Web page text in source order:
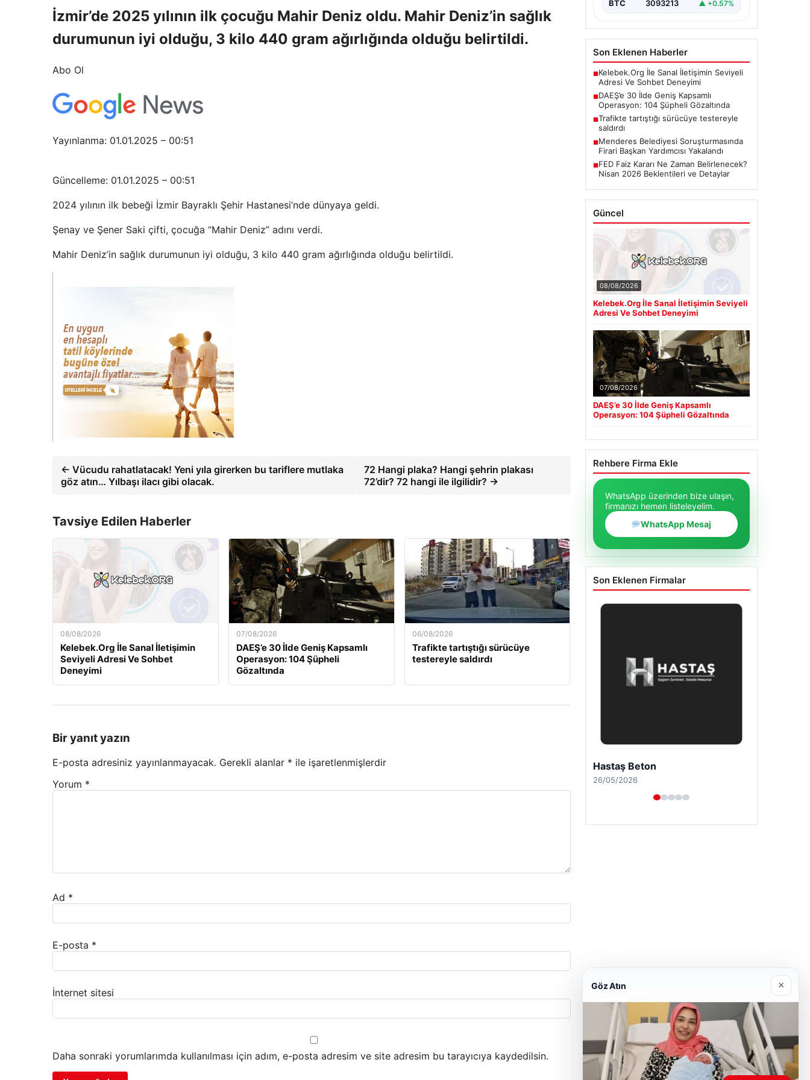
İzmir’de 2025 yılının ilk çocuğu Mahir Deniz oldu. Mahir Deniz’in sağlık
durumunun iyi olduğu, 3 kilo 440 gram ağırlığında olduğu belirtildi.
Abo Ol
Yayınlanma: 01.01.2025 – 00:51
Güncelleme: 01.01.2025 – 00:51
2024 yılının ilk bebeği İzmir Bayraklı Şehir Hastanesi’nde dünyaya geldi.
Şenay ve Şener Saki çifti, çocuğa “Mahir Deniz” adını verdi.
Mahir Deniz’in sağlık durumunun iyi olduğu, 3 kilo 440 gram ağırlığında olduğu belirtildi.
← Vücudu rahatlatacak! Yeni yıla girerken bu tariflere mutlaka
göz atın… Yılbaşı ilacı gibi olacak.
72 Hangi plaka? Hangi şehrin plakası
72’dir? 72 hangi ile ilgilidir? →
Tavsiye Edilen Haberler
08/08/2026
Kelebek.Org İle Sanal İletişimin
Seviyeli Adresi Ve Sohbet
Deneyimi
07/08/2026
DAEŞ’e 30 İlde Geniş Kapsamlı
Operasyon: 104 Şüpheli
Gözaltında
06/08/2026
Trafikte tartıştığı sürücüye
testereyle saldırdı
Bir yanıt yazın
E-posta adresiniz yayınlanmayacak. Gerekli alanlar * ile işaretlenmişlerdir
Yorum *
Ad *
E-posta *
İnternet sitesi
Daha sonraki yorumlarımda kullanılması için adım, e-posta adresim ve site adresim bu tarayıcıya kaydedilsin.
BTC 3093213 ▲ +0.57%
Son Eklenen Haberler
■Kelebek.Org İle Sanal İletişimin Seviyeli
Adresi Ve Sohbet Deneyimi
■DAEŞ’e 30 İlde Geniş Kapsamlı
Operasyon: 104 Şüpheli Gözaltında
■Trafikte tartıştığı sürücüye testereyle
saldırdı
■Menderes Belediyesi Soruşturmasında
Firari Başkan Yardımcısı Yakalandı
■FED Faiz Kararı Ne Zaman Belirlenecek?
Nisan 2026 Beklentileri ve Detaylar
Güncel
08/08/2026
Kelebek.Org İle Sanal İletişimin Seviyeli
Adresi Ve Sohbet Deneyimi
07/08/2026
DAEŞ’e 30 İlde Geniş Kapsamlı
Operasyon: 104 Şüpheli Gözaltında
Rehbere Firma Ekle
WhatsApp üzerinden bize ulaşın,
firmanızı hemen listeleyelim.
WhatsApp Mesaj
Son Eklenen Firmalar
Enes Kaplan Avukatlık Bürosu
28/04/2026
Göz Atın ×